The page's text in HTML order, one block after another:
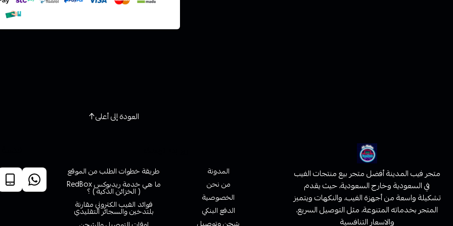
العودة إلى أعلى
متجر فيب المدينة أفضل متجر بيع منتجات الفيب
في السعودية وخارج السعودية، حيث يقدم
تشكيلة واسعة من أجهزة الفيب، والنكهات ويتميز
المتجر بخدماته المتنوعة، مثل التوصيل السريع،
والاسعار التنافسية
المدونة
من نحن
الخصوصية
الدفع البنكي
شحن وتوصيل
طريقة خطوات الطلب من الموقع
ما هي خدمة ريدبوكس RedBox
( الخزائن الذكية ) ؟
فوائد الفيب الكتروني مقارنة
بلتدخين والسجائر التقليدي